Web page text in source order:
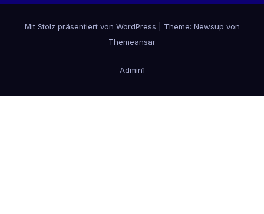
Mit Stolz präsentiert von WordPress Theme: Newsup von
Themeansar
Admin1